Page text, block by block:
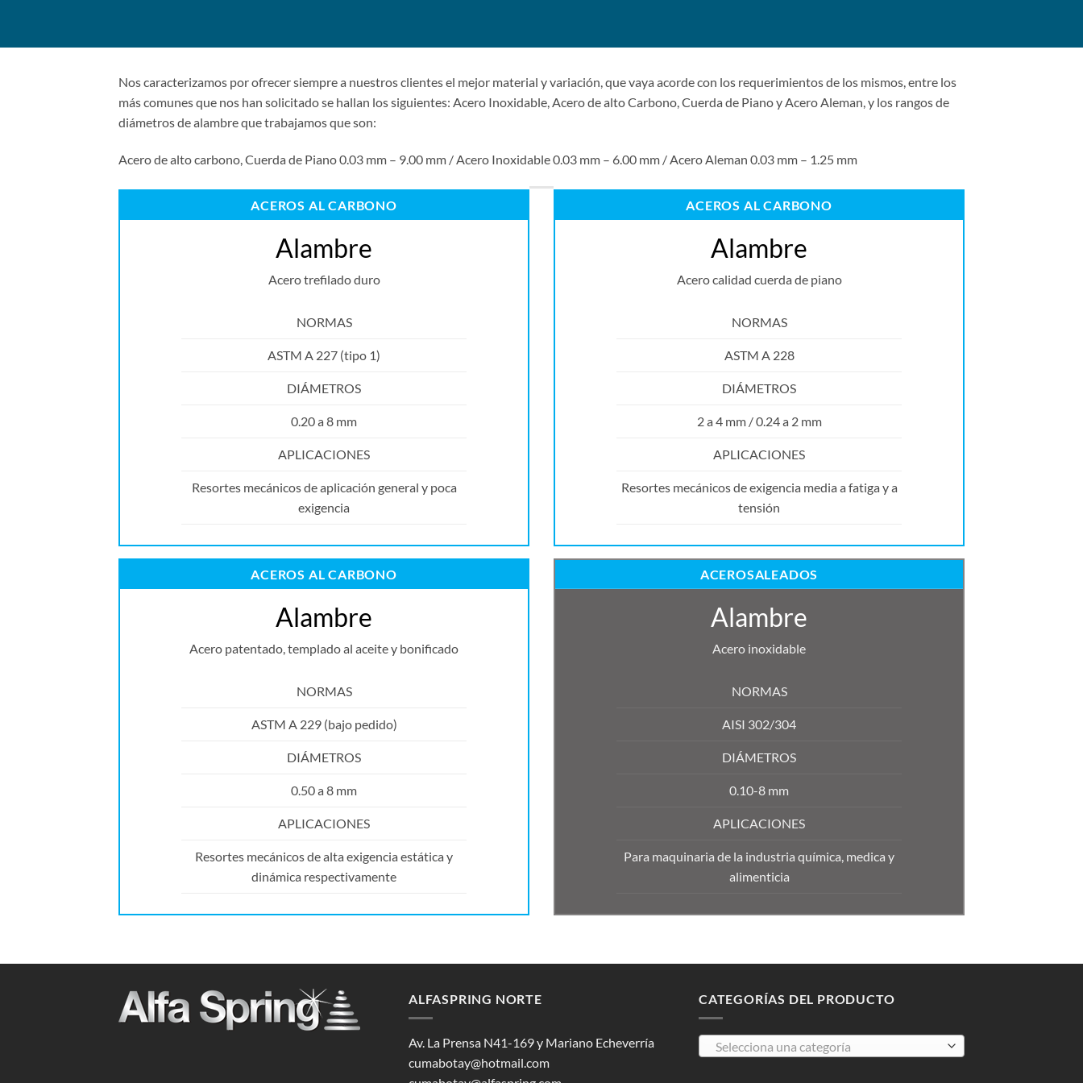
Nos caracterizamos por ofrecer siempre a nuestros clientes el mejor material y variación, que vaya acorde con los requerimientos de los mismos, entre los
más comunes que nos han solicitado se hallan los siguientes: Acero Inoxidable, Acero de alto Carbono, Cuerda de Piano y Acero Aleman, y los rangos de
diámetros de alambre que trabajamos que son:
Acero de alto carbono, Cuerda de Piano 0.03 mm – 9.00 mm / Acero Inoxidable 0.03 mm – 6.00 mm / Acero Aleman 0.03 mm – 1.25 mm
ACEROS AL CARBONO
Alambre
Acero trefilado duro
NORMAS
ASTM A 227 (tipo 1)
DIÁMETROS
0.20 a 8 mm
APLICACIONES
Resortes mecánicos de aplicación general y poca
exigencia
ACEROS AL CARBONO
Alambre
Acero calidad cuerda de piano
NORMAS
ASTM A 228
DIÁMETROS
2 a 4 mm / 0.24 a 2 mm
APLICACIONES
Resortes mecánicos de exigencia media a fatiga y a
tensión
ACEROS AL CARBONO
Alambre
Acero patentado, templado al aceite y bonificado
NORMAS
ASTM A 229 (bajo pedido)
DIÁMETROS
0.50 a 8 mm
APLICACIONES
Resortes mecánicos de alta exigencia estática y
dinámica respectivamente
ACEROSALEADOS
Alambre
Acero inoxidable
NORMAS
AISI 302/304
DIÁMETROS
0.10-8 mm
APLICACIONES
Para maquinaria de la industria química, medica y
alimenticia
ALFASPRING NORTE
Av. La Prensa N41-169 y Mariano Echeverría
cumabotay@hotmail.com
CATEGORÍAS DEL PRODUCTO
Selecciona una categoría